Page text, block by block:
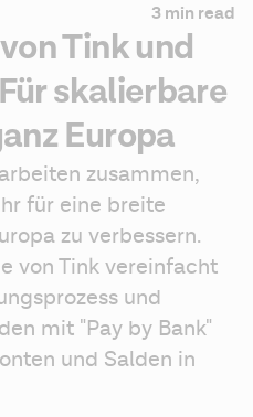
3 min read
Tink und
skalierbare
Europa
zusammen,
für eine breite
zu verbessern.
von Tink vereinfacht
und
mit "Pay by Bank"
und Salden in